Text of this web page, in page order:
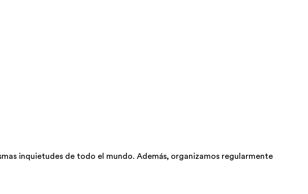
inquietudes de todo el mundo. Además, organizamos regularmente